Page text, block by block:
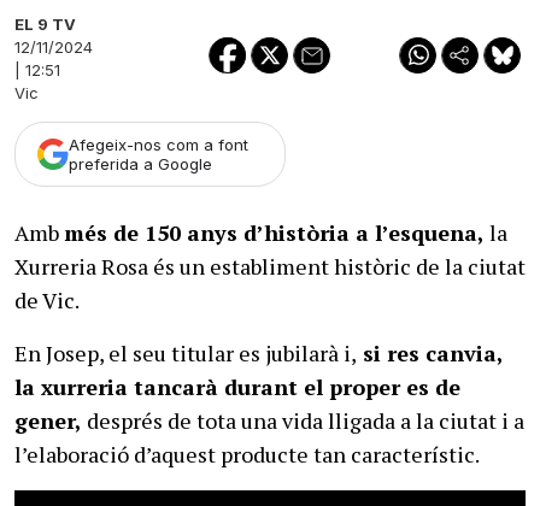
EL 9 TV
12/11/2024
| 12:51
Vic
Afegeix-nos com a font
preferida a Google
Ambmés de 150 anys d’història a l’esquena, la
Xurreria Rosa és un establiment històric de la ciutat
de Vic.
En Josep, el seu titular es jubilarà i, si res canvia,
la xurreria tancarà durant el proper es de
gener, després de tota una vida lligada a la ciutat i a
l’elaboració d’aquest producte tan característic.